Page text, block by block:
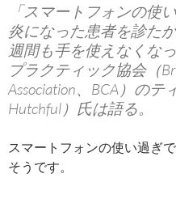
「スマートフォンの使
炎になった患者を診た
週間も手を使えなくな
プラクティック協会（
Association、BCA）の
Hutchful）氏は語る。
スマートフォンの使い過ぎ
そうです。